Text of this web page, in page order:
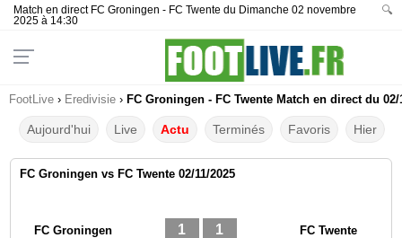
Match en direct FC Groningen - FC Twente du Dimanche 02 novembre
2025 à 14:30
🔍
FootLive › Eredivisie › FC Groningen - FC Twente Match en direct du 02/
Aujourd'hui Live Actu Terminés Favoris Hier
FC Groningen vs FC Twente 02/11/2025
FC Groningen 1 1 FC Twente